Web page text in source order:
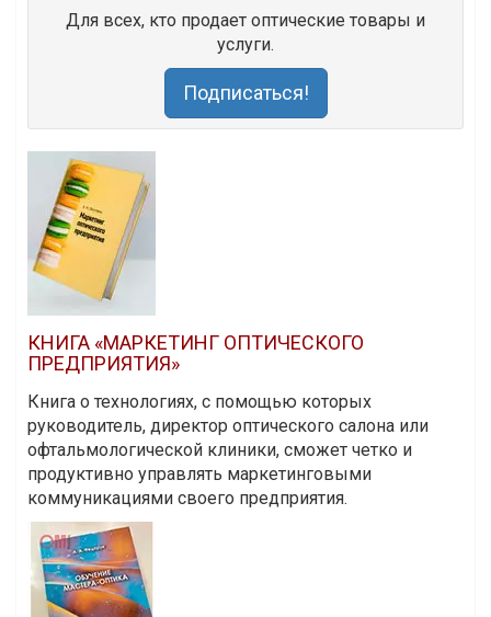
Для всех, кто продает оптические товары и
услуги.
Подписаться!
КНИГА «МАРКЕТИНГ ОПТИЧЕСКОГО
ПРЕДПРИЯТИЯ»
Книга о технологиях, с помощью которых
руководитель, директор оптического салона или
офтальмологической клиники, сможет четко и
продуктивно управлять маркетинговыми
коммуникациями своего предприятия.